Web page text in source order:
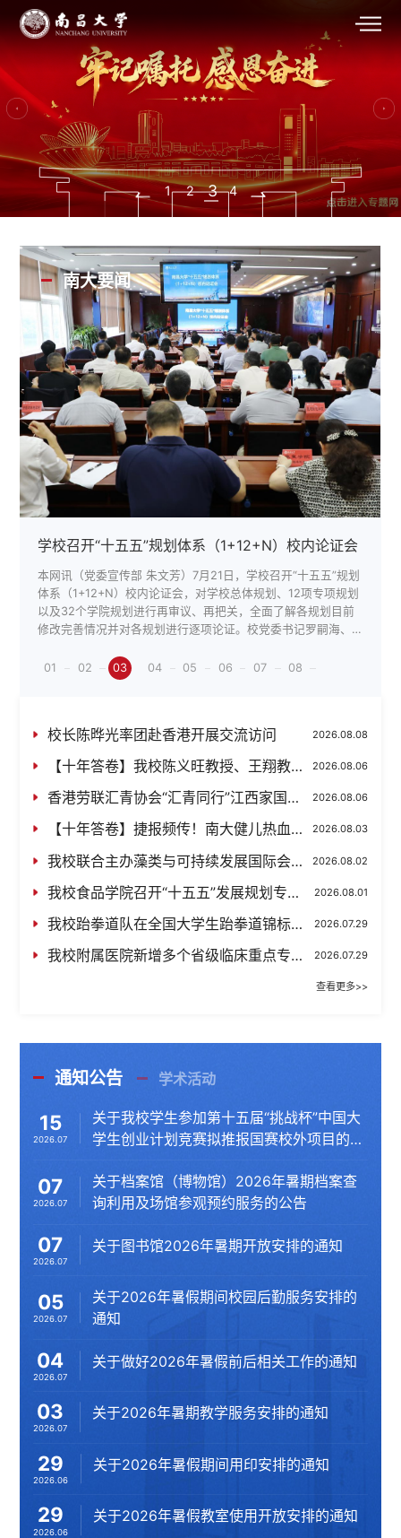
1 2 3 4
南大要闻
喜报！江风益院士团队项目荣获国家自然科学奖一等奖
国家科学技术奖励大会、两院院士大会、中国科协第十一次全
国代表大会8日上午在京召开。南昌大学江风益院士团队完成的
“V缺陷三维PN结及应用”项目荣获国家自然科学奖一等奖。
学校召开江风益院士团队荣获2025年度国家自然科学奖专题座谈会
本网讯（党委宣传部 朱文芳）7月24日，学校召开江风益院士
团队荣获2025年度国家自然科学奖专题座谈会，深入学习贯彻
习近平总书记关于科技创新的重要论述，落实省委、省政府国
家科技奖获奖代表座谈会部署，交流科技创新经验，凝聚全校
质量发展。中国科学院院士江风益，中国工程院院士周创兵，
校党委书记罗嗣海、校长陈晔光院士等在家校领导出席会议。
01 02 03 04 05 06 07 08
【十年答卷】我校在“第六届全国高校教师教学创新大赛”取得佳绩并荣膺全国高校优秀组织奖
编者按：2016年2月3日，习近平总书记考察江西并对南昌大学
作出重要工作要求，为全面回顾十年奋进历程、系统展示改革
发展成就，学校专门开设【牢记嘱托 感恩奋进】专题网
（https://news.ncu.edu.cn/zt/sndj/）及【十年答卷】专栏，
验成效等新闻报道，不断凝聚全校上下砥砺前行的强大力量。
本网讯（教务处、教师教学发展中心）7月23日，由教育部高等
01 02 03 04 05 06 07 08
学校召开“十五五”规划体系（1+12+N）校内论证会
本网讯（党委宣传部 朱文芳）7月21日，学校召开“十五五”规划
体系（1+12+N）校内论证会，对学校总体规划、12项专项规划
以及32个学院规划进行再审议、再把关，全面了解各规划目前
修改完善情况并对各规划进行逐项论证。校党委书记罗嗣海、
议。会上，发展规划与学科建设处负责人汇报学校总体规划，
各相关部门负责人汇报专项规划，各学院负责人汇报学院规
01 02 03 04 05 06 07 08
跳出新高度！李晨洋破纪录夺冠
7月19日，在第24届全国大学生田径锦标赛男子丁组撑竿跳高决
赛中，代表南昌大学出征的全国纪录保持者李晨洋展现强劲实
力，以5.7米的优异成绩夺得冠军，并刷新赛会纪录。
【十年答卷】《Science》刊发我校高分子及能源化学团队在空气环境大面积钙钛矿光伏制备领域重要研究成果
编者按：2016年2月3日，习近平总书记考察江西并对南昌大学
作出重要工作要求，为全面回顾十年奋进历程、系统展示改革
发展成就，学校专门开设【牢记嘱托 感恩奋进】专题网
（https://news.ncu.edu.cn/zt/sndj/）及【十年答卷】专栏，
验成效等新闻报道，不断凝聚全校上下砥砺前行的强大力量。
本网讯（化学化工学院）近期，南昌大学化学化工学院/高分子
01 02 03 04 05 06 07 08
学校召开2025年度省管高校综合考核总结暨2026年工作布置会
本网讯（党委宣传部 涂金凤）7月10日，学校召开2025年度省
管高校综合考核总结暨2026年工作布置会。校党委书记罗嗣
海，校党委常委谈振兴出席会议。校党委常委刘建光主持会
议，并传达2026年度全省综合考核工作业务培训会议精神。发
负责人先后就2025年度省管高校综合考核工作整体开展情况及
“三张答卷”指标变化情况作专题汇报。各责任单位负责人作交流
01 02 03 04 05 06 07 08
【十年答卷】附属眼科医院余学清入选“中国好医生、中国好护士”
编者按：2016年2月3日，习近平总书记考察江西并对南昌大学
作出重要工作要求，为全面回顾十年奋进历程、系统展示改革
发展成就，学校专门开设【牢记嘱托 感恩奋进】专题网
（https://news.ncu.edu.cn/zt/sndj/）及【十年答卷】专栏，
验成效等新闻报道，不断凝聚全校上下砥砺前行的强大力量。
本网讯（附属眼科医院）近日，中央精神文明建设办公室、国
01 02 03 04 05 06 07 08
喜报！江风益院士团队项目荣获国家自然科学奖一等奖
国家科学技术奖励大会、两院院士大会、中国科协第十一次全
国代表大会8日上午在京召开。南昌大学江风益院士团队完成的
“V缺陷三维PN结及应用”项目荣获国家自然科学奖一等奖。
学校召开江风益院士团队荣获2025年度国家自然科学奖专题座谈会
本网讯（党委宣传部 朱文芳）7月24日，学校召开江风益院士
团队荣获2025年度国家自然科学奖专题座谈会，深入学习贯彻
习近平总书记关于科技创新的重要论述，落实省委、省政府国
家科技奖获奖代表座谈会部署，交流科技创新经验，凝聚全校
质量发展。中国科学院院士江风益，中国工程院院士周创兵，
校党委书记罗嗣海、校长陈晔光院士等在家校领导出席会议。
01 02 03 04 05 06 07 08
校长陈晔光率团赴香港开展交流访问 2026.08.08
【十年答卷】我校陈义旺教授、王翔教授当选英国皇家化学会会士 2026.08.06
香港劳联汇青协会“汇青同行”江西家国文化交流考察团来校考察交流 2026.08.06
【十年答卷】捷报频传！南大健儿热血刷屏！！ 2026.08.03
我校联合主办藻类与可持续发展国际会议（ALGS 2026） 2026.08.02
我校食品学院召开“十五五”发展规划专家论证会 2026.08.01
我校跆拳道队在全国大学生跆拳道锦标赛总决赛中荣获佳绩 2026.07.29
我校附属医院新增多个省级临床重点专科建设项目 2026.07.29
查看更多>>
通知公告 学术活动
15
2026.07
关于我校学生参加第十五届“挑战杯”中国大
学生创业计划竞赛拟推报国赛校外项目的公
07
2026.07
关于档案馆（博物馆）2026年暑期档案查
询利用及场馆参观预约服务的公告
07
2026.07
关于图书馆2026年暑期开放安排的通知
05
2026.07
关于2026年暑假期间校园后勤服务安排的
通知
04
2026.07
关于做好2026年暑假前后相关工作的通知
03
2026.07
关于2026年暑期教学服务安排的通知
29
2026.06
关于2026年暑假期间用印安排的通知
29
2026.06
关于2026年暑假教室使用开放安排的通知